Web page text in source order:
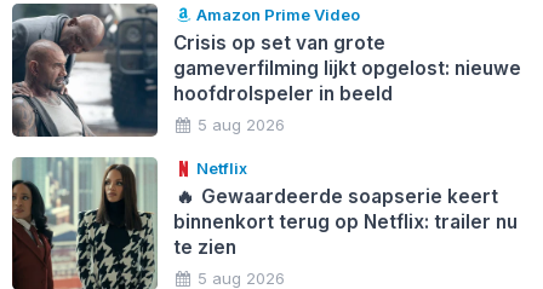
Amazon Prime Video
Crisis op set van grote
gameverfilming lijkt opgelost: nieuwe
hoofdrolspeler in beeld
5 aug 2026
Netflix
🔥 Gewaardeerde soapserie keert
binnenkort terug op Netflix: trailer nu
te zien
5 aug 2026